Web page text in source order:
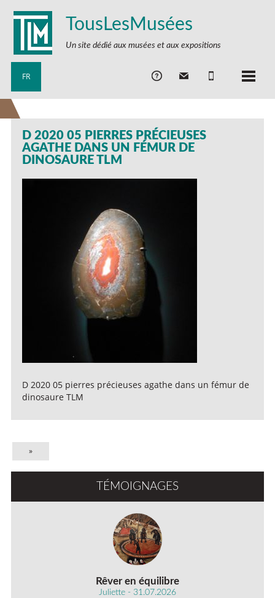
TousLesMusées
Un site dédié aux musées et aux expositions
FR
D 2020 05 PIERRES PRÉCIEUSES
AGATHE DANS UN FÉMUR DE
DINOSAURE TLM
D 2020 05 pierres précieuses agathe dans un fémur de
dinosaure TLM
»
TÉMOIGNAGES
Rêver en équilibre
Juliette - 31.07.2026